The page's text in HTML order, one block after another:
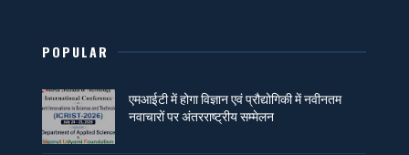
POPULAR
एमआईटी में होगा विज्ञान एवं प्रौद्योगिकी में नवीनतम
नवाचारों पर अंतरराष्ट्रीय सम्मेलन